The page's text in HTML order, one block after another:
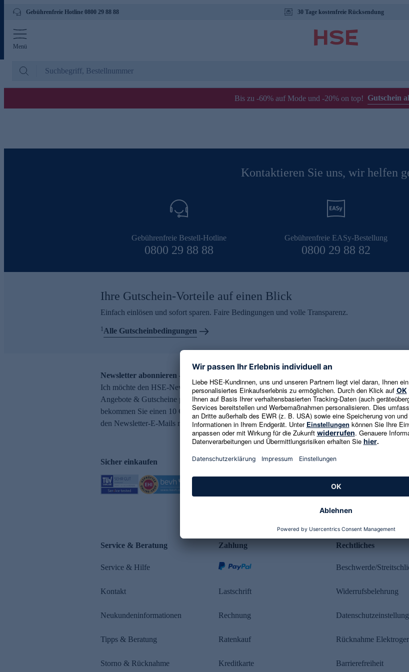
Gebührenfreie Hotline 0800 29 88 88 30 Tage kostenfreie Rücksendung
Menü
Bis zu -60% auf Mode und -20% on top! Gutschein
Kontaktieren Sie uns, wir helfen
Gebührenfreie Bestell-Hotline
0800 29 88 88
Gebührenfreie EASy-Bestellung
0800 29 88 82
Ihre Gutschein-Vorteile auf einen Blick
Einfach einlösen und sofort sparen. Faire Bedingungen und volle Transparenz.
1Alle Gutscheinbedingungen
Newsletter abonnieren – 10 € Gutschein erhalten
Ich möchte den HSE-Newsletter abonnieren und aktuelle Trends,
Angebote & Gutscheine per E-Mail erhalten. Als Dankeschön
bekommen Sie einen 10 € Gutschein. Eine Abmeldung ist jederzeit in
den Newsletter-E-Mails möglich.
E-Mail-Adresse
Es gelten die
Sicher einkaufen Kundenbewertung
Service & Beratung
Service & Hilfe
Kontakt
Neukundeninformationen
Tipps & Beratung
Storno & Rücknahme
Zahlung
Lastschrift
Rechnung
Ratenkauf
Kreditkarte
Rechtliches
Beschwerde/
Widerrufsbelehrung
Rücknahme
Barrierefreiheit